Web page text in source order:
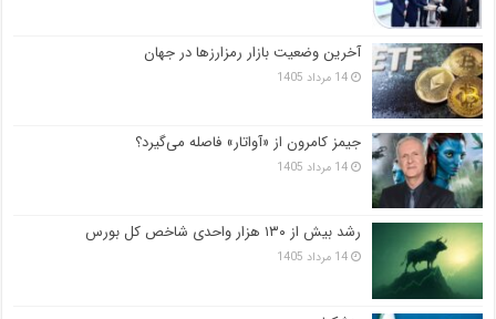
آخرین وضعیت بازار رمزارزها در جهان
14 مرداد 1405
جیمز کامرون از «آواتار» فاصله می‌گیرد؟
14 مرداد 1405
رشد بیش از ۱۳۰ هزار واحدی شاخص کل بورس
14 مرداد 1405